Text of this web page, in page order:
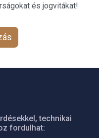
és jogvitákat!
technikai
fordulhat: